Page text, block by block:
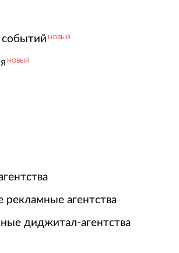
событий НОВЫЙ
НОВЫЙ
рекламные агентства
диджитал-агентства